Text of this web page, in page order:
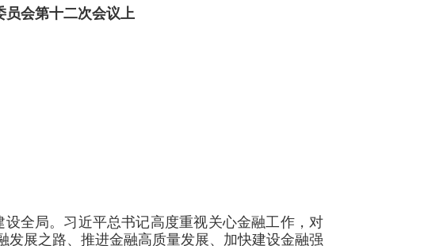
员会第十二次会议上
全局。习近平总书记高度重视关心金融工作，对
展之路、推进金融高质量发展、加快建设金融强